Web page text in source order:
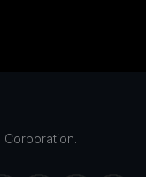
Corporation.